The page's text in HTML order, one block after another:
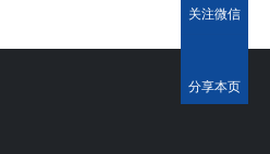
关注微信
分享本页